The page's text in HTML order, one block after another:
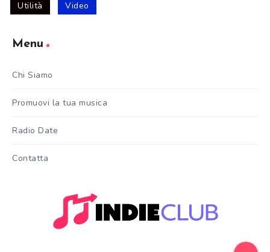
Utilità Video
Menu
Chi Siamo
Promuovi la tua musica
Radio Date
Contatta